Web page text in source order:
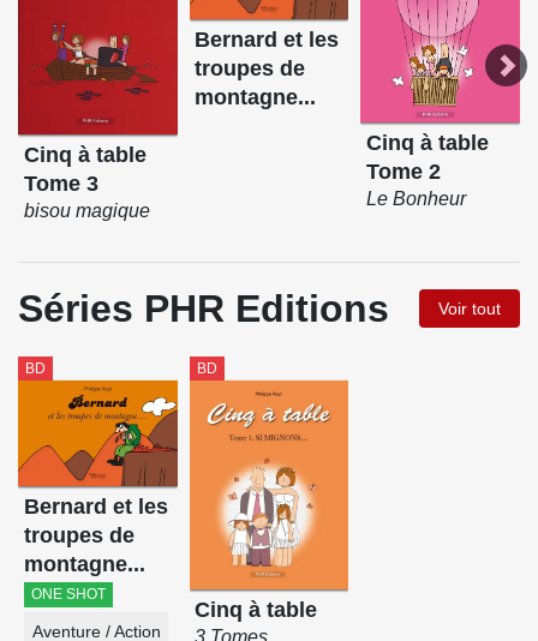
Cinq à table
Tome 3
bisou magique
Bernard et les
troupes de
montagne...
Cinq à table
Tome 2
Le Bonheur
Séries PHR Editions Voir tout
BD
Bernard et les
troupes de
montagne...
ONE SHOT
Aventure / Action
BD
Cinq à table
3 Tomes